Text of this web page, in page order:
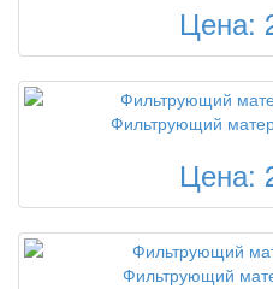
Цена:
Фильтрующий
Цена:
Фильтрующий